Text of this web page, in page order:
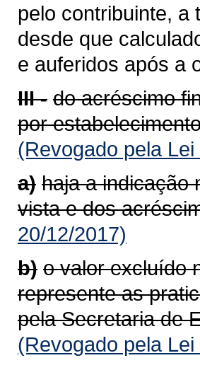
pelo contribuinte, a
desde que
e auferidos após a
III - do acréscimo
por
(Revogado pela
a) haja a indicação
vista e dos
20/12/2017)
b) o valor excluído
represente as
pela Secretaria de
(Revogado pela